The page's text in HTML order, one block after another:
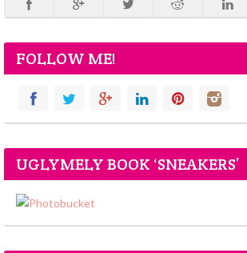
FOLLOW ME!
UGLYMELY BOOK ‘SNEAKERS’